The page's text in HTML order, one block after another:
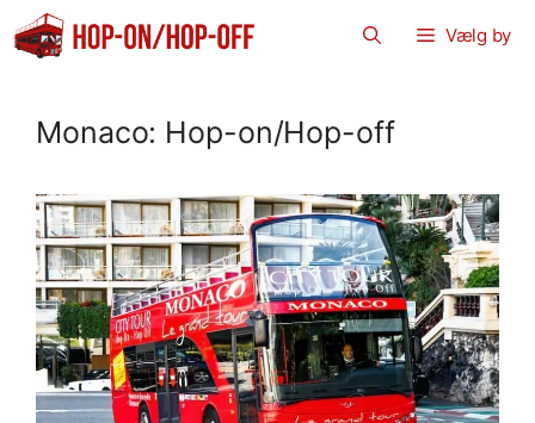
Hop
til
Vælg by
Monaco: Hop-on/Hop-off